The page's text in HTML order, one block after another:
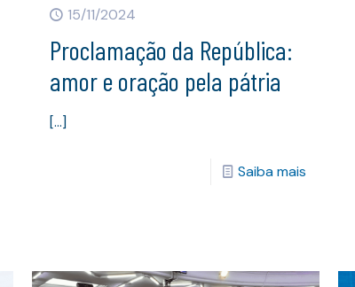
15/11/2024
Proclamação da República:
amor e oração pela pátria
[…]
Saiba mais